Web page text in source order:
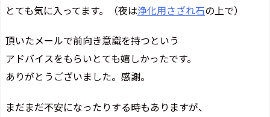
とても気に入ってます。（夜は浄化用さざれ石の上で）
頂いたメールで前向き意識を持つという
アドバイスをもらいとても嬉しかったです。
ありがとうございました。感謝。
まだまだ不安になったりする時もありますが、